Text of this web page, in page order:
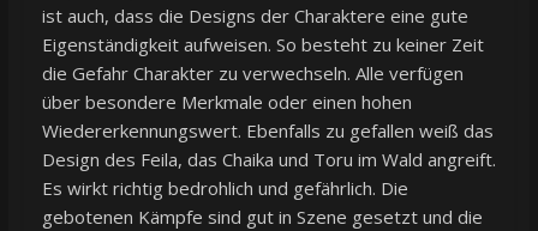
ist auch, dass die Designs der Charaktere eine gute
Eigenständigkeit aufweisen. So besteht zu keiner Zeit
die Gefahr Charakter zu verwechseln. Alle verfügen
über besondere Merkmale oder einen hohen
Wiedererkennungswert. Ebenfalls zu gefallen weiß das
Design des Feila, das Chaika und Toru im Wald angreift.
Es wirkt richtig bedrohlich und gefährlich. Die
gebotenen Kämpfe sind gut in Szene gesetzt und die